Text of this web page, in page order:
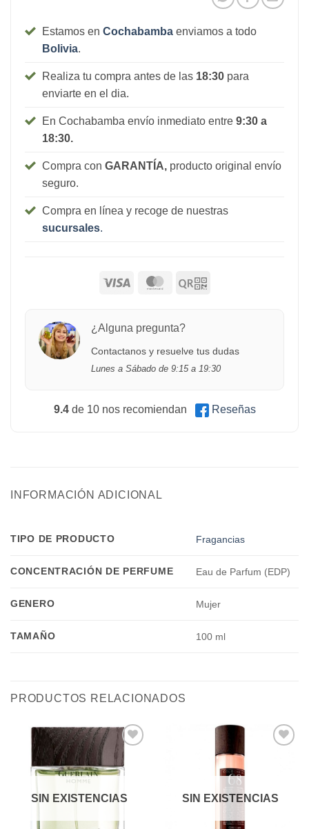
Estamos en Cochabamba enviamos a todo
Bolivia.
Realiza tu compra antes de las 18:30para
enviarte en el dia.
En Cochabamba envío inmediato entre 9:30 a
18:30.
Compra con GARANTÍA,producto original envío
seguro.
Compra en línea y recoge de nuestras
sucursales.
¿Alguna pregunta?
Contactanos y resuelve tus dudas
Lunes a Sábado de 9:15 a 19:30
9.4de 10 nos recomiendan Reseñas
INFORMACIÓN ADICIONAL
TIPO DE PRODUCTO Fragancias
CONCENTRACIÓN DE PERFUME Eau de Parfum (EDP)
GENERO Mujer
TAMAÑO 100 ml
PRODUCTOS RELACIONADOS
Añadir
a la
lista de
SIN EXISTENCIAS SIN EXISTENCIAS